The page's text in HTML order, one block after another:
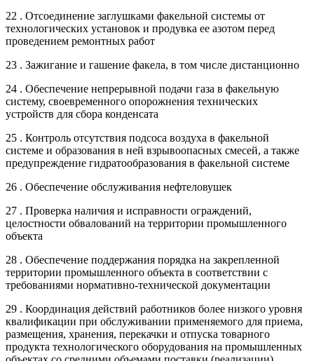
22 . Отсоединение заглушками факельной системы от
технологических установок и продувка ее азотом перед
проведением ремонтных работ
23 . Зажигание и гашение факела, в том числе дистанционно
24 . Обеспечение непрерывной подачи газа в факельную
систему, своевременного опорожнения технических
устройств для сбора конденсата
25 . Контроль отсутствия подсоса воздуха в факельной
системе и образования в ней взрывоопасных смесей, а также
предупреждение гидратообразования в факельной системе
26 . Обеспечение обслуживания нефтеловушек
27 . Проверка наличия и исправности ограждений,
целостности обвалований на территории промышленного
объекта
28 . Обеспечение поддержания порядка на закрепленной
территории промышленного объекта в соответствии с
требованиями нормативно-технической документации
29 . Координация действий работников более низкого уровня
квалификации при обслуживании применяемого для приема,
размещения, хранения, перекачки и отпуска товарного
продукта технологического оборудования на промышленных